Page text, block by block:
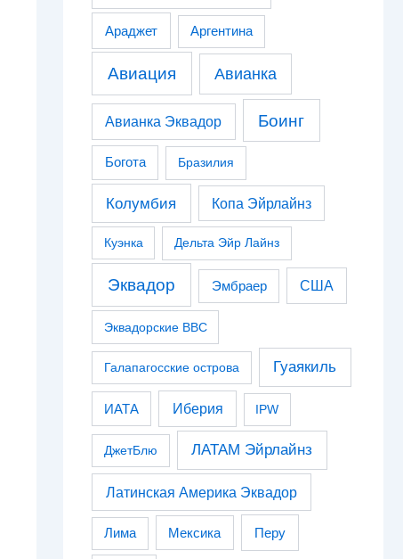
Араджет Аргентина
Авиация Авианка
Авианка Эквадор Боинг
Богота Бразилия
Колумбия Копа Эйрлайнз
Куэнка Дельта Эйр Лайнз
Эквадор Эмбраер США
Эквадорские ВВС
Галапагосские острова Гуаякиль
ИАТА Иберия IPW
ДжетБлю ЛАТАМ Эйрлайнз
Латинская Америка Эквадор
Лима Мексика Перу